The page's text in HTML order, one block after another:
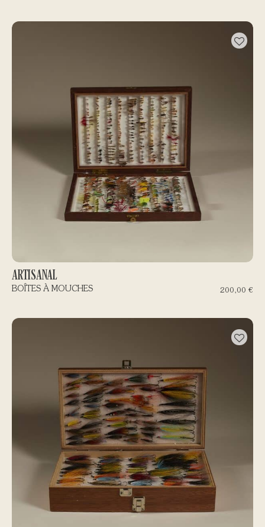
ARTISANAL
200,00 €
BOÎTES À MOUCHES